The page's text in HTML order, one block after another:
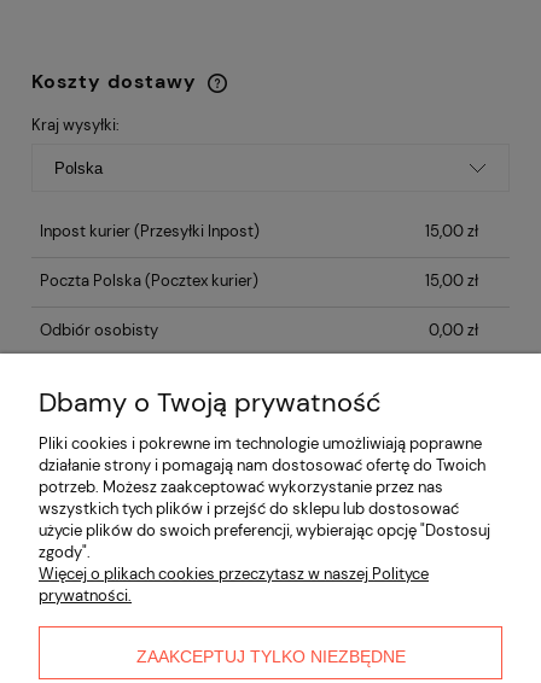
Koszty dostawy
Cena nie zawiera ewentualnych kosztów
płatności
Kraj wysyłki:
Inpost kurier(Przesyłki Inpost) 15,00 zł
Poczta Polska(Pocztex kurier) 15,00 zł
Odbiór osobisty 0,00 zł
Opinie o produkcie (0)
Informacje
Płatności i dostawa
O nas
Dbamy o Twoją prywatność
Pliki cookies i pokrewne im technologie umożliwiają poprawne
działanie strony i pomagają nam dostosować ofertę do Twoich
potrzeb. Możesz zaakceptować wykorzystanie przez nas
wszystkich tych plików i przejść do sklepu lub dostosować
użycie plików do swoich preferencji, wybierając opcję "Dostosuj
zgody".
Więcej o plikach cookies przeczytasz w naszej Polityce
prywatności.
ZAAKCEPTUJ TYLKO NIEZBĘDNE